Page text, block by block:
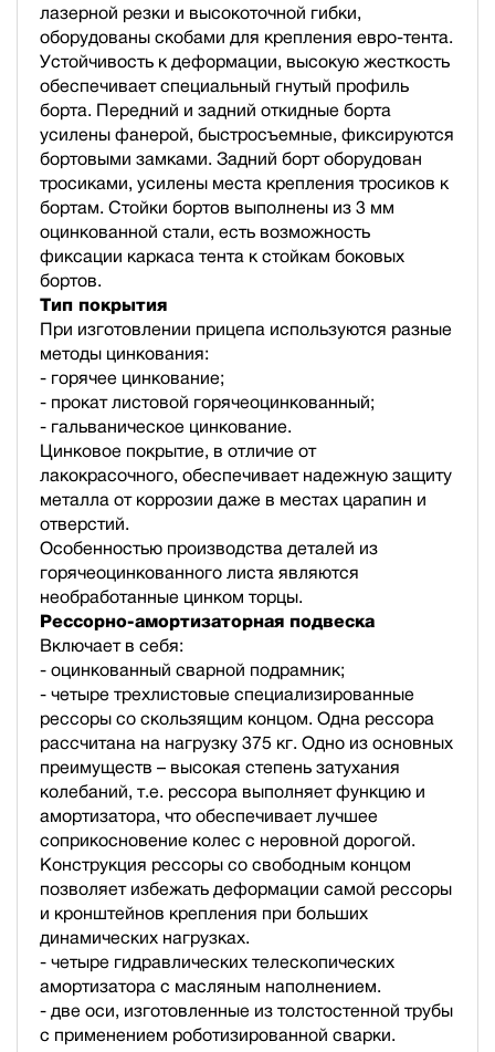
лазерной резки и высокоточной гибки,
оборудованы скобами для крепления евро-тента.
Устойчивость к деформации, высокую жесткость
обеспечивает специальный гнутый профиль
борта. Передний и задний откидные борта
усилены фанерой, быстросъемные, фиксируются
бортовыми замками. Задний борт оборудован
тросиками, усилены места крепления тросиков к
бортам. Стойки бортов выполнены из 3 мм
оцинкованной стали, есть возможность
фиксации каркаса тента к стойкам боковых
бортов.
Тип покрытия
При изготовлении прицепа используются разные
методы цинкования:
- горячее цинкование;
- прокат листовой горячеоцинкованный;
- гальваническое цинкование.
Цинковое покрытие, в отличие от
лакокрасочного, обеспечивает надежную защиту
металла от коррозии даже в местах царапин и
отверстий.
Особенностью производства деталей из
горячеоцинкованного листа являются
необработанные цинком торцы.
Рессорно-амортизаторная подвеска
Включает в себя:
- оцинкованный сварной подрамник;
- четыре трехлистовые специализированные
рессоры со скользящим концом. Одна рессора
рассчитана на нагрузку 375 кг. Одно из основных
преимуществ – высокая степень затухания
колебаний, т.е. рессора выполняет функцию и
амортизатора, что обеспечивает лучшее
соприкосновение колес с неровной дорогой.
Конструкция рессоры со свободным концом
позволяет избежать деформации самой рессоры
и кронштейнов крепления при больших
динамических нагрузках.
- четыре гидравлических телескопических
амортизатора с масляным наполнением.
- две оси, изготовленные из толстостенной трубы
с применением роботизированной сварки.